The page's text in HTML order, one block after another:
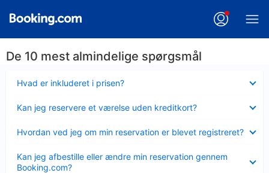
De 10 mest almindelige spørgsmål
Hvad er inkluderet i prisen?
Kan jeg reservere et værelse uden kreditkort?
Hvordan ved jeg om min reservation er blevet registreret?
Kan jeg afbestille eller ændre min reservation gennem
Booking.com?